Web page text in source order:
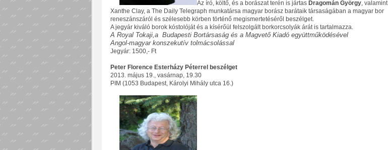
Az író, költő, és a borászat terén is jártas Dragomán György, valamint
Xanthe Clay, a The Daily Telegraph munkatársa magyar borász barátaik társaságában a magyar bor
reneszánszáról és szélesebb körben történő megismertetéséről beszélget.
A jegyár kiváló borok kóstolóját és a kísérőül felszolgált borkorcsolyák árát is tartalmazza.
A Royal Tokaji,a Budapesti Bortársaság és a Magvető Kiadó együttműködésével
Angol-magyar konszekutív tolmácsolással
Jegyár: 1500,- Ft
Peter Florence Esterházy Péterrel beszélget
2013. május 19., vasárnap, 19.30
PIM (1053 Budapest, Károlyi Mihály utca 16.)